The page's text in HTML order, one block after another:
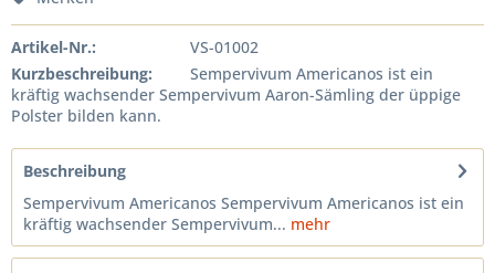
Artikel-Nr.:
VS-01002
Kurzbeschreibung:
Sempervivum Americanos ist ein
kräftig wachsender Sempervivum Aaron-Sämling der üppige
Polster bilden kann.
Beschreibung
Sempervivum Americanos Sempervivum Americanos ist ein
kräftig wachsender Sempervivum... mehr